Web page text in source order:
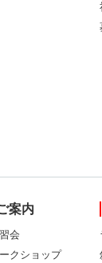
案内
会
クショップ